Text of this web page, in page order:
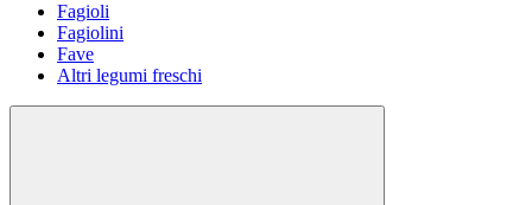
Fagioli
Fagiolini
Fave
Altri legumi freschi